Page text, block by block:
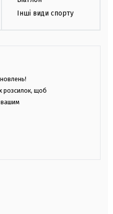
Інші види спорту
розсилок, щоб
вашим